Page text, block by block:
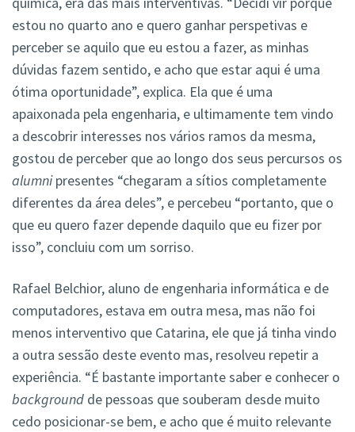
estou no quarto ano e quero ganhar perspetivas e
perceber se aquilo que eu estou a fazer, as minhas
dúvidas fazem sentido, e acho que estar aqui é uma
ótima oportunidade”, explica. Ela que é uma
apaixonada pela engenharia, e ultimamente tem vindo
a descobrir interesses nos vários ramos da mesma,
gostou de perceber que ao longo dos seus percursos os
alumnipresentes “chegaram a sítios completamente
diferentes da área deles”, e percebeu “portanto, que o
que eu quero fazer depende daquilo que eu fizer por
isso”, concluiu com um sorriso.
Rafael Belchior, aluno de engenharia informática e de
computadores, estava em outra mesa, mas não foi
menos interventivo que Catarina, ele que já tinha vindo
a outra sessão deste evento mas, resolveu repetir a
experiência. “É bastante importante saber e conhecer o
background de pessoas que souberam desde muito
cedo posicionar-se bem, e acho que é muito relevante